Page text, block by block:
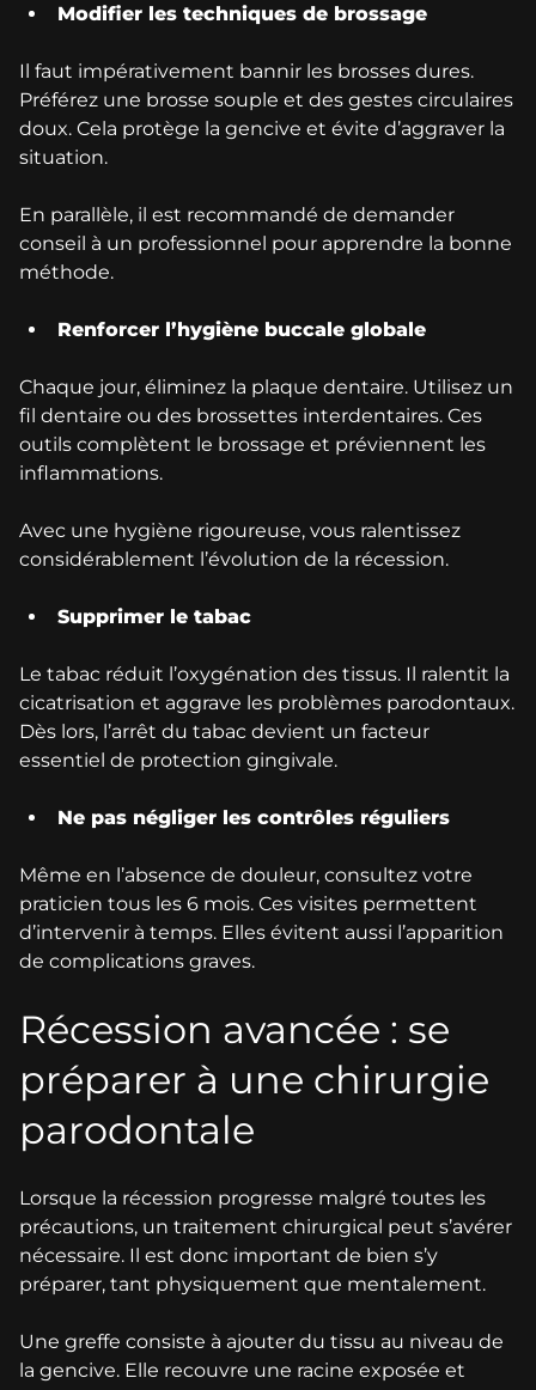
Modifier les techniques de brossage
Il faut impérativement bannir les brosses dures.
Préférez une brosse souple et des gestes circulaires
doux. Cela protège la gencive et évite d’aggraver la
situation.
En parallèle, il est recommandé de demander
conseil à un professionnel pour apprendre la bonne
méthode.
Renforcer l’hygiène buccale globale
Chaque jour, éliminez la plaque dentaire. Utilisez un
fil dentaire ou des brossettes interdentaires. Ces
outils complètent le brossage et préviennent les
inflammations.
Avec une hygiène rigoureuse, vous ralentissez
considérablement l’évolution de la récession.
Supprimer le tabac
Le tabac réduit l’oxygénation des tissus. Il ralentit la
cicatrisation et aggrave les problèmes parodontaux.
Dès lors, l’arrêt du tabac devient un facteur
essentiel de protection gingivale.
Ne pas négliger les contrôles réguliers
Même en l’absence de douleur, consultez votre
praticien tous les 6 mois. Ces visites permettent
d’intervenir à temps. Elles évitent aussi l’apparition
de complications graves.
Récession avancée : se
préparer à une chirurgie
parodontale
Lorsque la récession progresse malgré toutes les
précautions, un traitement chirurgical peut s’avérer
nécessaire. Il est donc important de bien s’y
préparer, tant physiquement que mentalement.
Une greffe consiste à ajouter du tissu au niveau de
la gencive. Elle recouvre une racine exposée et